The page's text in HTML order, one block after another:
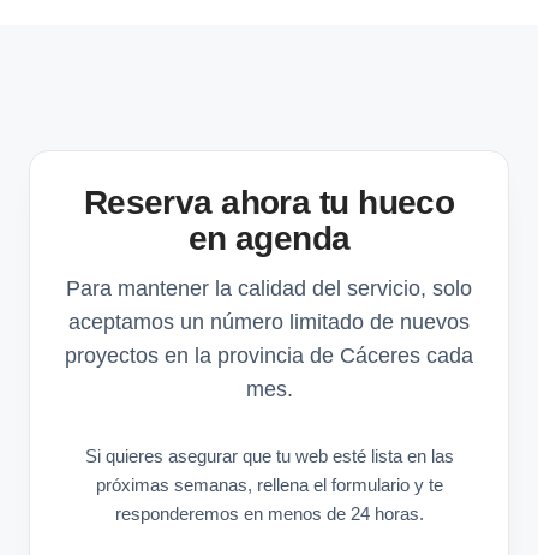
Reserva ahora tu hueco
en agenda
Para mantener la calidad del servicio, solo
aceptamos un número limitado de nuevos
proyectos en la provincia de Cáceres cada
mes.
Si quieres asegurar que tu web esté lista en las
próximas semanas, rellena el formulario y te
responderemos en menos de 24 horas.